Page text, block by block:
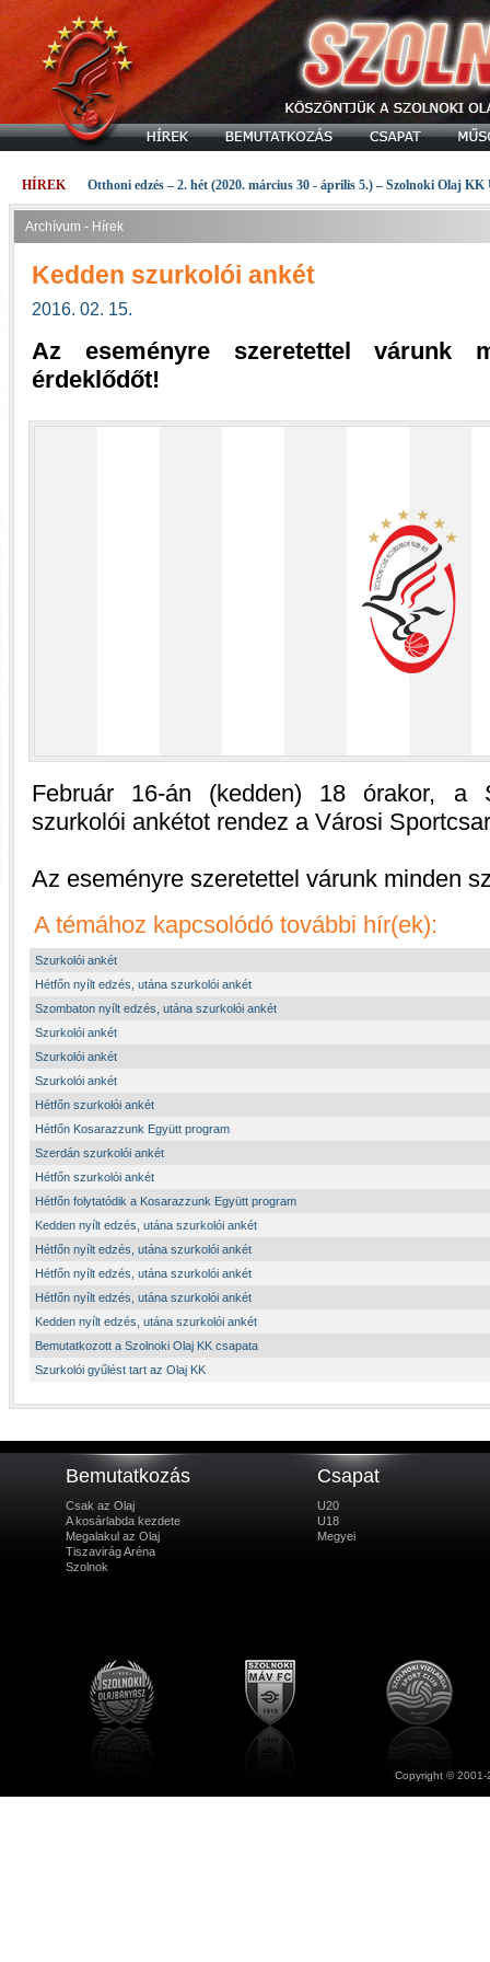
HÍREK Otthoni edzés – 2. hét (2020. március 30 - április 5.) – Szolnoki Olaj KK
Archívum - Hírek
Kedden szurkolói ankét
2016. 02. 15.
Az eseményre szeretettel várunk
érdeklődőt!
Február 16-án (kedden) 18 órakor, a
szurkolói ankétot rendez a Városi
Az eseményre szeretettel várunk minden
A témához kapcsolódó további hír(ek):
Szurkolói ankét
Hétfőn nyílt edzés, utána szurkolói ankét
Szombaton nyílt edzés, utána szurkolói ankét
Szurkolói ankét
Szurkolói ankét
Szurkolói ankét
Hétfőn szurkolói ankét
Hétfőn Kosarazzunk Együtt program
Szerdán szurkolói ankét
Hétfőn szurkolói ankét
Hétfőn folytatódik a Kosarazzunk Együtt program
Kedden nyílt edzés, utána szurkolói ankét
Hétfőn nyílt edzés, utána szurkolói ankét
Hétfőn nyílt edzés, utána szurkolói ankét
Hétfőn nyílt edzés, utána szurkolói ankét
Kedden nyílt edzés, utána szurkolói ankét
Bemutatkozott a Szolnoki Olaj KK csapata
Szurkolói gyűlést tart az Olaj KK
Bemutatkozás
Csak az Olaj
A kosárlabda kezdete
Megalakul az Olaj
Tiszavirág Aréna
Szolnok
Csapat
U20
U18
Megyei
Copyright ©